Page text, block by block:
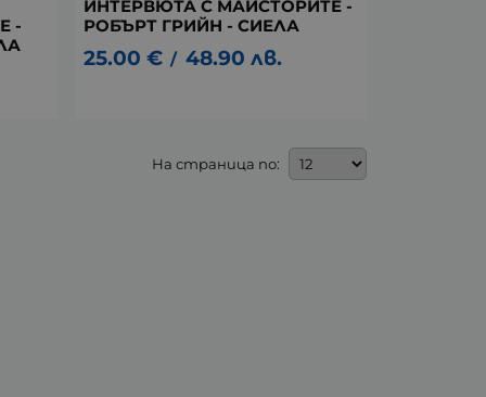
-
ИНТЕРВЮТА С МАЙСТОРИТЕ -
РОБЪРТ ГРИЙН - СИЕЛА
25.00 € / 48.90 лв.
На страница по: